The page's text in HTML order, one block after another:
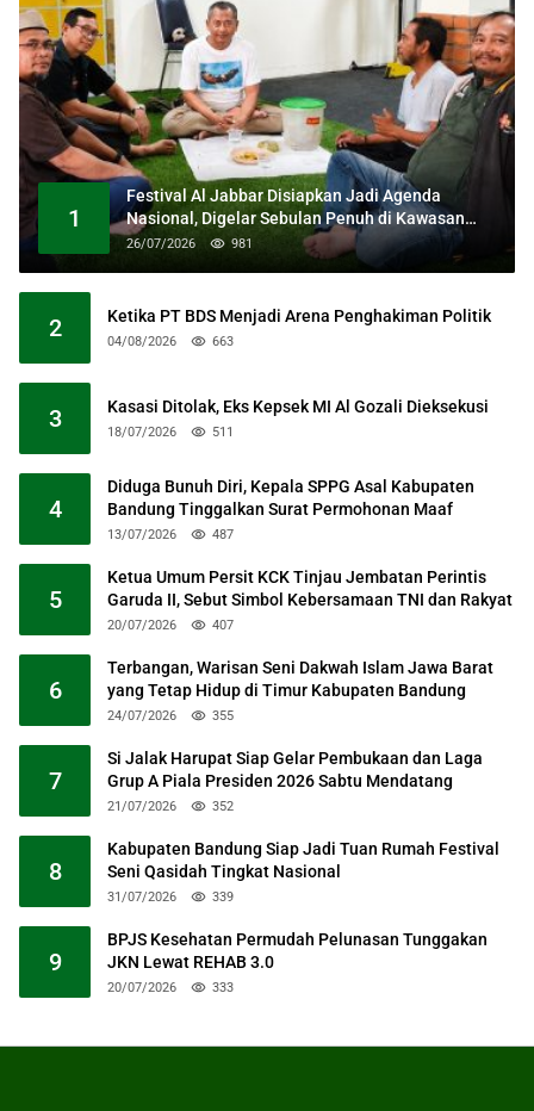
1
Festival Al Jabbar Disiapkan Jadi Agenda
Nasional, Digelar Sebulan Penuh di Kawasan
Masjid Raya Al Jabbar
26/07/2026 981
2 Ketika PT BDS Menjadi Arena Penghakiman Politik
04/08/2026 663
3 Kasasi Ditolak, Eks Kepsek MI Al Gozali Dieksekusi
18/07/2026 511
4
Diduga Bunuh Diri, Kepala SPPG Asal Kabupaten
Bandung Tinggalkan Surat Permohonan Maaf
13/07/2026 487
5
Ketua Umum Persit KCK Tinjau Jembatan Perintis
Garuda II, Sebut Simbol Kebersamaan TNI dan Rakyat
20/07/2026 407
6
Terbangan, Warisan Seni Dakwah Islam Jawa Barat
yang Tetap Hidup di Timur Kabupaten Bandung
24/07/2026 355
7
Si Jalak Harupat Siap Gelar Pembukaan dan Laga
Grup A Piala Presiden 2026 Sabtu Mendatang
21/07/2026 352
8
Kabupaten Bandung Siap Jadi Tuan Rumah Festival
Seni Qasidah Tingkat Nasional
31/07/2026 339
9
BPJS Kesehatan Permudah Pelunasan Tunggakan
JKN Lewat REHAB 3.0
20/07/2026 333